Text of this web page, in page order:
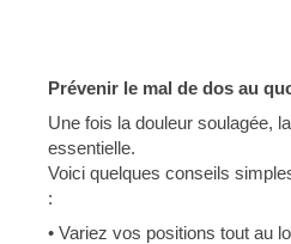
Prévenir le mal de dos au
Une fois la douleur soulagée,
essentielle.
Voici quelques conseils
:
• Variez vos positions tout au